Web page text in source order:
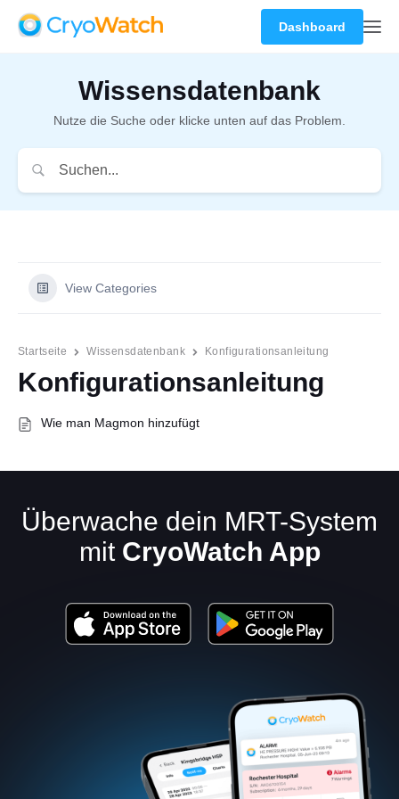
Dashboard
Wissensdatenbank
Nutze die Suche oder klicke unten auf das Problem.
View Categories
Startseite Wissensdatenbank Konfigurationsanleitung
Konfigurationsanleitung
Wie man Magmon hinzufügt
Überwache dein MRT-System
mit CryoWatch App